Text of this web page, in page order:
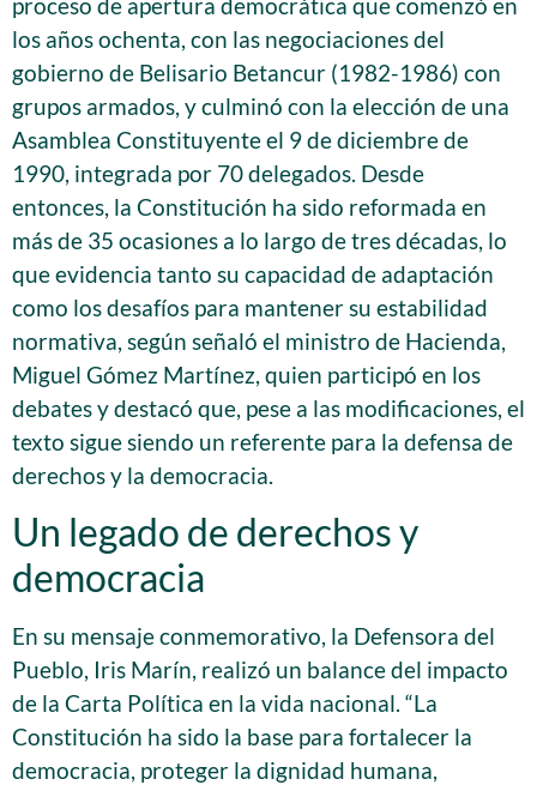
los años ochenta, con las negociaciones del
gobierno de Belisario Betancur (1982-1986) con
grupos armados, y culminó con la elección de una
Asamblea Constituyente el 9 de diciembre de
1990, integrada por 70 delegados. Desde
entonces, la Constitución ha sido reformada en
más de 35 ocasiones a lo largo de tres décadas, lo
que evidencia tanto su capacidad de adaptación
como los desafíos para mantener su estabilidad
normativa, según señaló el ministro de Hacienda,
Miguel Gómez Martínez, quien participó en los
debates y destacó que, pese a las modificaciones, el
texto sigue siendo un referente para la defensa de
derechos y la democracia.
Un legado de derechos y
democracia
En su mensaje conmemorativo, la Defensora del
Pueblo, Iris Marín, realizó un balance del impacto
de la Carta Política en la vida nacional. “La
Constitución ha sido la base para fortalecer la
democracia, proteger la dignidad humana,